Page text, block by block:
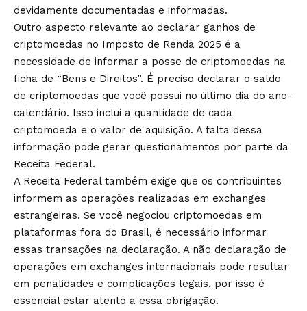
devidamente documentadas e informadas.
Outro aspecto relevante ao declarar ganhos de
criptomoedas no Imposto de Renda 2025 é a
necessidade de informar a posse de criptomoedas na
ficha de “Bens e Direitos”. É preciso declarar o saldo
de criptomoedas que você possui no último dia do ano-
calendário. Isso inclui a quantidade de cada
criptomoeda e o valor de aquisição. A falta dessa
informação pode gerar questionamentos por parte da
Receita Federal.
A Receita Federal também exige que os contribuintes
informem as operações realizadas em exchanges
estrangeiras. Se você negociou criptomoedas em
plataformas fora do Brasil, é necessário informar
essas transações na declaração. A não declaração de
operações em exchanges internacionais pode resultar
em penalidades e complicações legais, por isso é
essencial estar atento a essa obrigação.